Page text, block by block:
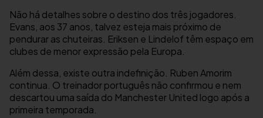
Não há detalhes sobre o destino dos três jogadores.
Evans, aos 37 anos, talvez esteja mais próximo de
pendurar as chuteiras. Eriksen e Lindelof têm espaço em
clubes de menor expressão pela Europa.
Além dessa, existe outra indefinição. Ruben Amorim
continua. O treinador português não confirmou e nem
descartou uma saída do Manchester United logo após a
primeira temporada.